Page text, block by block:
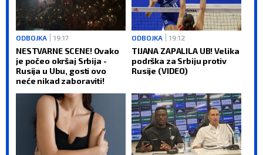
ODBOJKA 19:17
NESTVARNE SCENE! Ovako
je počeo okršaj Srbija -
Rusija u Ubu, gosti ovo
neće nikad zaboraviti!
ODBOJKA 19:12
TIJANA ZAPALILA UB! Velika
podrška za Srbiju protiv
Rusije (VIDEO)